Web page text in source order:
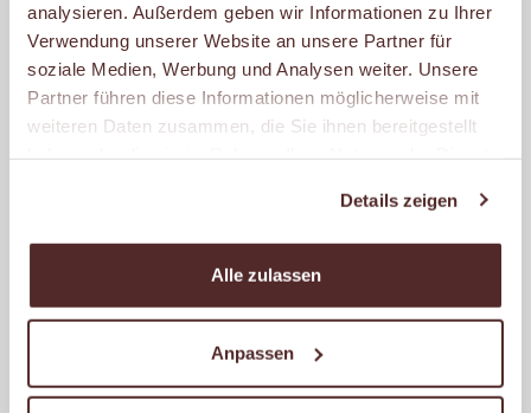
analysieren. Außerdem geben wir Informationen zu Ihrer
Verwendung unserer Website an unsere Partner für
soziale Medien, Werbung und Analysen weiter. Unsere
Partner führen diese Informationen möglicherweise mit
weiteren Daten zusammen, die Sie ihnen bereitgestellt
Details zeigen
Alle zulassen
Anpassen
zum Lachs und von der Himbeerkonfitüre
bis zum Hähnchenbrustfilet. Natürlich
verwenden wir nur Fleisch- und
Wurstwaren namhafter Metzgereien.
Dazu bieten wir Dir exklusive
Brotaufstriche, Saucen und knackfrische
wohlfühlst. Mit einer einladenden
Atmosphäre, einer freundlichen
Begrüßung und stets einer kompetenten